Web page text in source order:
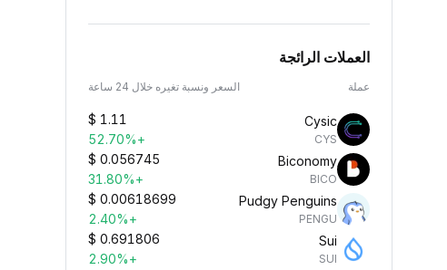
العملات الرائجة
عملة السعر ونسبة تغيره خلال 24 ساعة
Cysic
CYS
$ 1.11
+52.70%
Biconomy
BICO
$ 0.056745
+31.80%
Pudgy Penguins
PENGU
$ 0.00618699
+2.40%
Sui
SUI
$ 0.691806
+2.90%